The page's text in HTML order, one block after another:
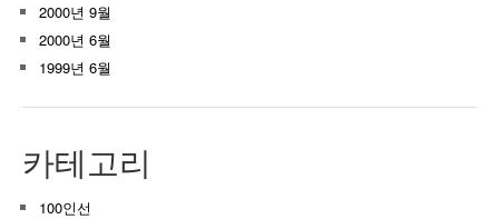
2000년 9월
2000년 6월
1999년 6월
카테고리
100인선